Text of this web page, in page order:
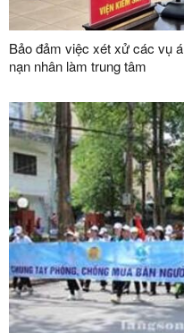
Bảo đảm việc xét xử các vụ
nạn nhân làm trung tâm